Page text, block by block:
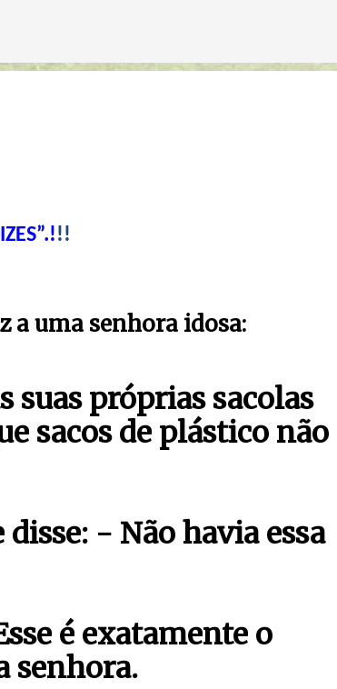
!!
a uma senhora idosa:
suas próprias sacolas
sacos de plástico não
- Não havia essa
é exatamente o
senhora.